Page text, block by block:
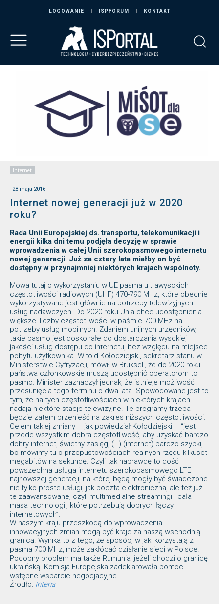
LOGOWANIE ISPFORUM KONTAKT
Internet
28 maja 2016
Internet nowej generacji już w 2020
roku?
Rada Unii Europejskiej ds. transportu, telekomunikacji i
energii kilka dni temu podjęła decyzję w sprawie
wprowadzenia w całej Unii szerokopasmowego internetu
nowej generacji. Już za cztery lata miałby on być
dostępny w przynajmniej niektórych krajach wspólnoty.
Mowa tutaj o wykorzystaniu w UE pasma ultrawysokich
częstotliwości radiowych (UHF) 470-790 MHz, które obecnie
wykorzystywane jest głównie na potrzeby telewizyjnych
usług nadawczych. Do 2020 roku Unia chce udostępnienia
większej liczby częstotliwości w paśmie 700 MHz na
potrzeby usług mobilnych. Zdaniem unijnych urzędników,
takie pasmo jest doskonałe do dostarczania wysokiej
jakości usług dostępu do internetu, bez względu na miejsce
pobytu użytkownika. Witold Kołodziejski, sekretarz stanu w
Ministerstwie Cyfryzacji, mówił w Brukseli, że do 2020 roku
państwa członkowskie muszą udostępnić operatorom to
pasmo. Minister zaznaczył jednak, że istnieje możliwość
przesunięcia tego terminu o dwa lata. Spowodowane jest to
tym, że na tych częstotliwościach w niektórych krajach
nadają niektóre stacje telewizyjne. Te programy trzeba
będzie zatem przenieść na zakres niższych częstotliwości.
Celem takiej zmiany – jak powiedział Kołodziejski – “jest
przede wszystkim dobra częstotliwość, aby uzyskać bardzo
dobry internet, świetny zasięg, (…) (internet) bardzo szybki,
bo mówimy tu o przepustowościach realnych rzędu kilkuset
megabitów na sekundę. Czyli tak naprawdę to dość
powszechna usługa internetu szerokopasmowego LTE
najnowszej generacji, na której będą mogły być świadczone
nie tylko proste usługi, jak poczta elektroniczna, ale też już
te zaawansowane, czyli multimedialne streamingi i cała
masa technologii, które potrzebują dobrych łączy
internetowych”.
W naszym kraju przeszkodą do wprowadzenia
innowacyjnych zmian mogą być kraje za naszą wschodnią
granicą. Wynika to z tego, że sposób, w jaki korzystają z
pasma 700 MHz, może zakłócać działanie sieci w Polsce.
Podobny problem ma także Rumunia, jeżeli chodzi o granicę
ukraińską. Komisja Europejska zadeklarowała pomoc i
wstępne wsparcie negocjacyjne.
Źródło: Interia